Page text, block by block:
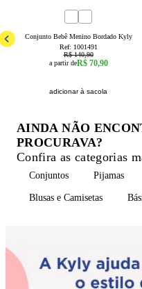
Conjunto Bebê Menino Bordado Kyly
Ref: 1001491
R$ 140,90
a partir deR$ 70,90
adicionar à sacola
AINDA NÃO
PROCURAVA?
Confira as categorias
Conjuntos Pijamas
Blusas e Camisetas